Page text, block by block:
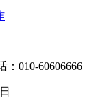
010-60606666